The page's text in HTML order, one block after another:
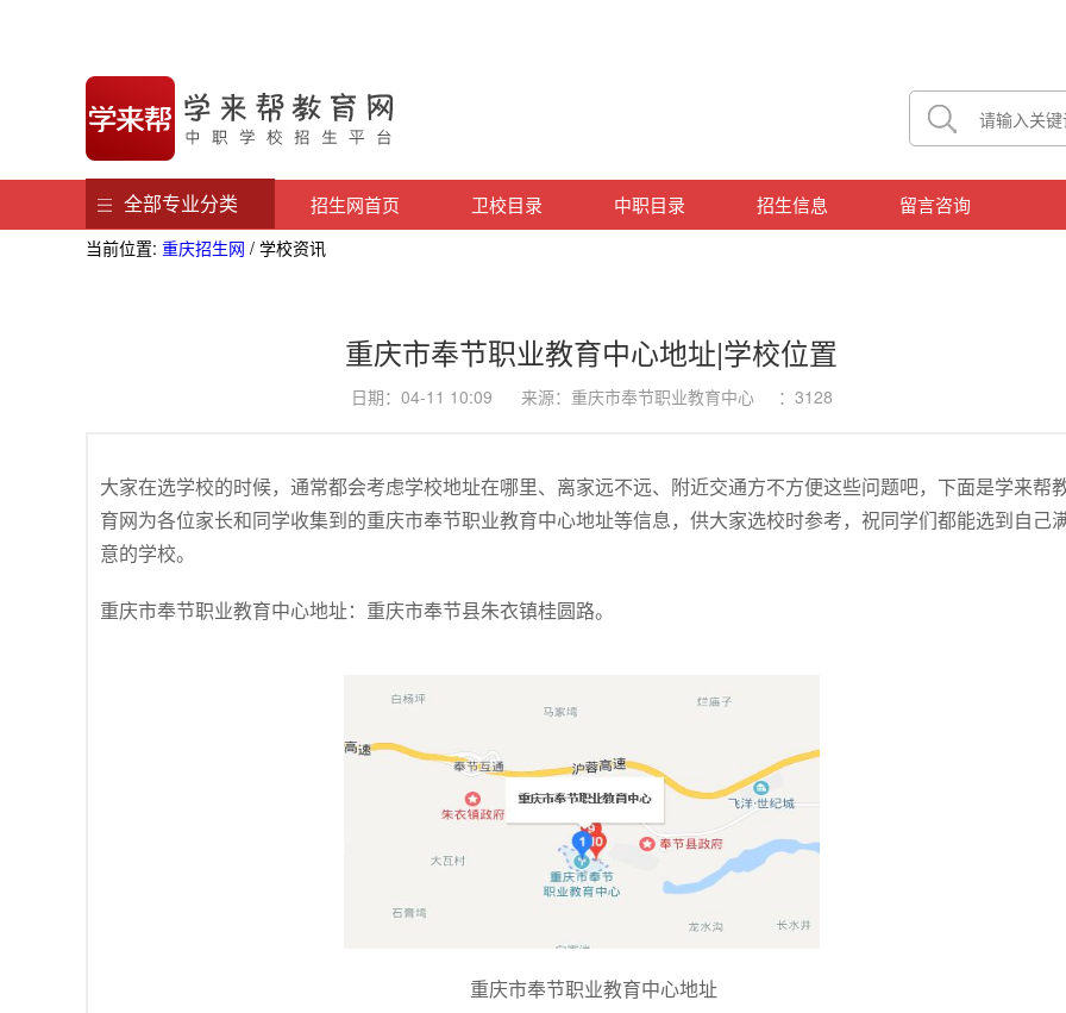
招生网首页 卫校目录 中职目录 招生信息 留言咨询
全部专业分类
当前位置: 重庆招生网 / 学校资讯
重庆市奉节职业教育中心地址|学校位置
日期：04-11 10:09 来源：重庆市奉节职业教育中心 ：3128
大家在选学校的时候，通常都会考虑学校地址在哪里、离家远不远、附近交通方不方便这些问题吧，下面是学来帮
育网为各位家长和同学收集到的重庆市奉节职业教育中心地址等信息，供大家选校时参考，祝同学们都能选到自己
意的学校。
重庆市奉节职业教育中心地址：重庆市奉节县朱衣镇桂圆路。
重庆市奉节职业教育中心地址